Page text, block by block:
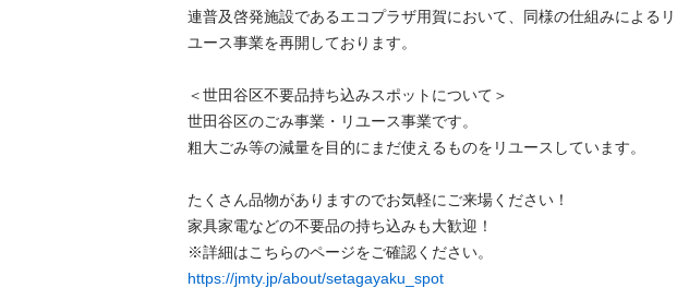
連普及啓発施設であるエコプラザ用賀において、同様の仕組みによるリ
ユース事業を再開しております。
＜世田谷区不要品持ち込みスポットについて＞
世⽥⾕区のごみ事業・リユース事業です。
粗⼤ごみ等の減量を⽬的にまだ使えるものをリユースしています。
たくさん品物がありますのでお気軽にご来場ください！
家具家電などの不要品の持ち込みも大歓迎！
https://jmty.jp/about/setagayaku_spot